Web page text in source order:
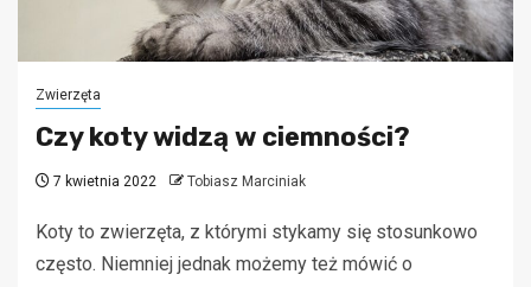
Zwierzęta
Czy koty widzą w ciemności?
7 kwietnia 2022 Tobiasz Marciniak
Koty to zwierzęta, z którymi stykamy się stosunkowo
często. Niemniej jednak możemy też mówić o